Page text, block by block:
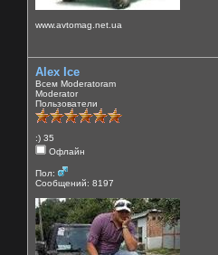
www.avtomag.net.ua
Alex Ice
Всем Moderatoram
Moderator
Пользователи
:) 35
Офлайн
Пол:
Сообщений: 8197